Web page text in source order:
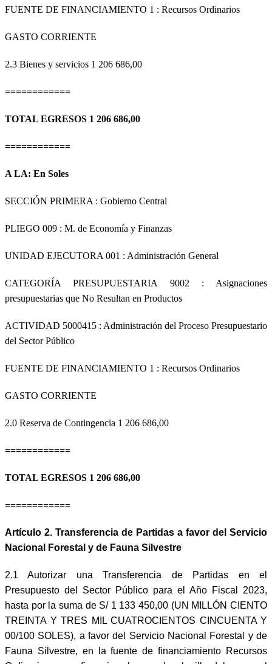
FUENTE DE FINANCIAMIENTO 1 : Recursos Ordinarios
GASTO CORRIENTE
2.3 Bienes y servicios 1 206 686,00
============
TOTAL EGRESOS 1 206 686,00
============
A LA: En Soles
SECCIÓN PRIMERA : Gobierno Central
PLIEGO 009 : M. de Economía y Finanzas
UNIDAD EJECUTORA 001 : Administración General
CATEGORÍA PRESUPUESTARIA 9002 : Asignaciones
presupuestarias que No Resultan en Productos
ACTIVIDAD 5000415 : Administración del Proceso Presupuestario
del Sector Público
FUENTE DE FINANCIAMIENTO 1 : Recursos Ordinarios
GASTO CORRIENTE
2.0 Reserva de Contingencia 1 206 686,00
============
TOTAL EGRESOS 1 206 686,00
============
Artículo 2. Transferencia de Partidas a favor del Servicio
Nacional Forestal y de Fauna Silvestre
2.1 Autorizar una Transferencia de Partidas en el
Presupuesto del Sector Público para el Año Fiscal 2023,
hasta por la suma de S/ 1 133 450,00 (UN MILLÓN CIENTO
TREINTA Y TRES MIL CUATROCIENTOS CINCUENTA Y
00/100 SOLES), a favor del Servicio Nacional Forestal y de
Fauna Silvestre, en la fuente de financiamiento Recursos